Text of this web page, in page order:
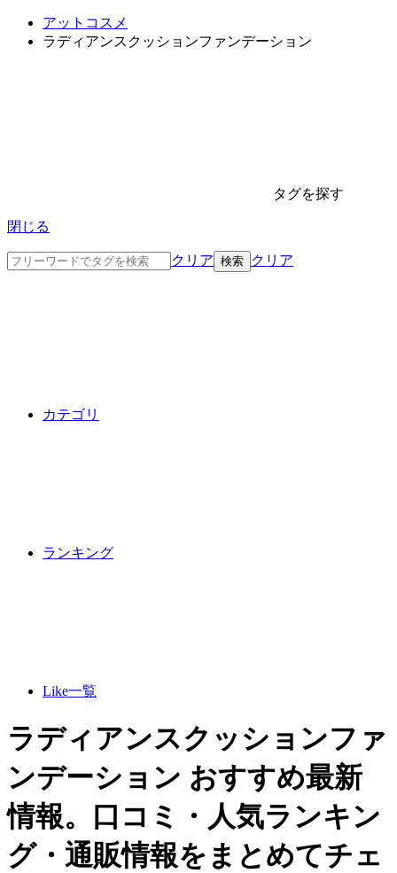
アットコスメ
ラディアンスクッションファンデーション
タグを探す
閉じる
クリア クリア
カテゴリ
ランキング
Like一覧
ラディアンスクッションファ
ンデーション おすすめ最新
情報。口コミ・人気ランキン
グ・通販情報をまとめてチェ